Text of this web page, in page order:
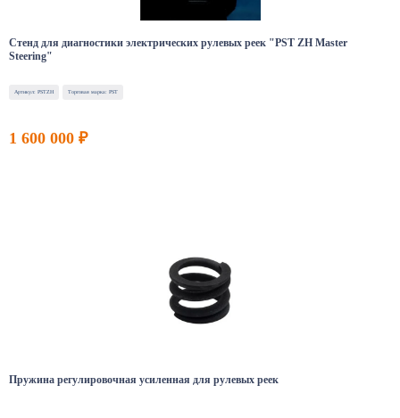
Стенд для диагностики электрических рулевых реек "PST ZH Master
Steering"
Артикул: PSTZH Торговая марка: PST
1 600 000 ₽
Пружина регулировочная усиленная для рулевых реек